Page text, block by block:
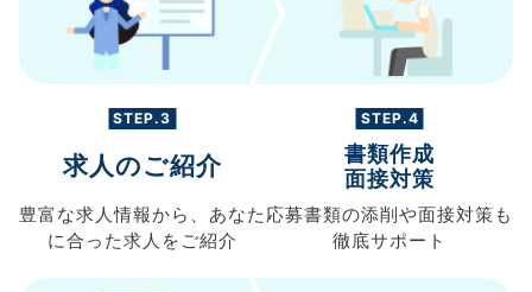
STEP.3
求人のご紹介
豊富な求人情報から、 あなた
に合った求人を ご紹介
STEP.4
書類作成
面接対策
応募書類の添削や面接対策も
徹底サポート